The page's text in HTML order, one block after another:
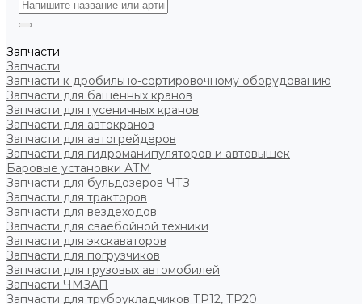
Запчасти
Запчасти
Запчасти к дробильно-сортировочному оборудованию
Запчасти для башенных кранов
Запчасти для гусеничных кранов
Запчасти для автокранов
Запчасти для автогрейдеров
Запчасти для гидроманипуляторов и автовышек
Баровые установки АТМ
Запчасти для бульдозеров ЧТЗ
Запчасти для тракторов
Запчасти для вездеходов
Запчасти для сваебойной техники
Запчасти для экскаваторов
Запчасти для погрузчиков
Запчасти для грузовых автомобилей
Запчасти ЧМЗАП
Запчасти для трубоукладчиков ТР12, ТР20